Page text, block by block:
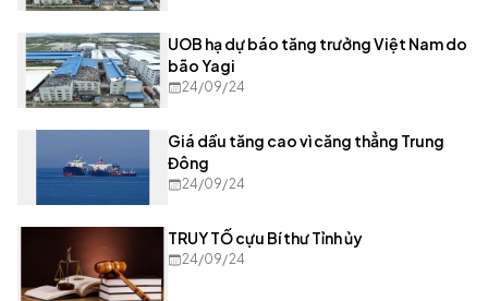
UOB hạ dự báo tăng trưởng Việt Nam do
bão Yagi
24/09/24
Giá dầu tăng cao vì căng thẳng Trung
Đông
24/09/24
TRUY TỐ cựu Bí thư Tỉnh ủy
24/09/24